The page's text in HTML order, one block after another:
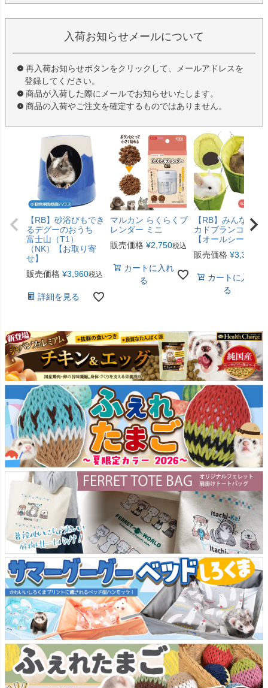
入荷お知らせメールについて
再入荷お知らせボタンをクリックして、メールアドレスを
登録してください。
商品が入荷した際にメールでお知らせいたします。
商品の入荷やご注文を確定するものではありません。
【RB】砂浴びもでき
るデグーのおうち
富士山（T1）
（NK）【お取り寄
せ】
販売価格 ¥3,960税込
詳細を見る
マルカン らくらくブ
レンダー ミニ
販売価格 ¥2,750税込
カートに入れ
る
【RB】みんなのア
カドブランコ（F2
【オールシーズン
販売価格 ¥3,300
カートに入れ
る